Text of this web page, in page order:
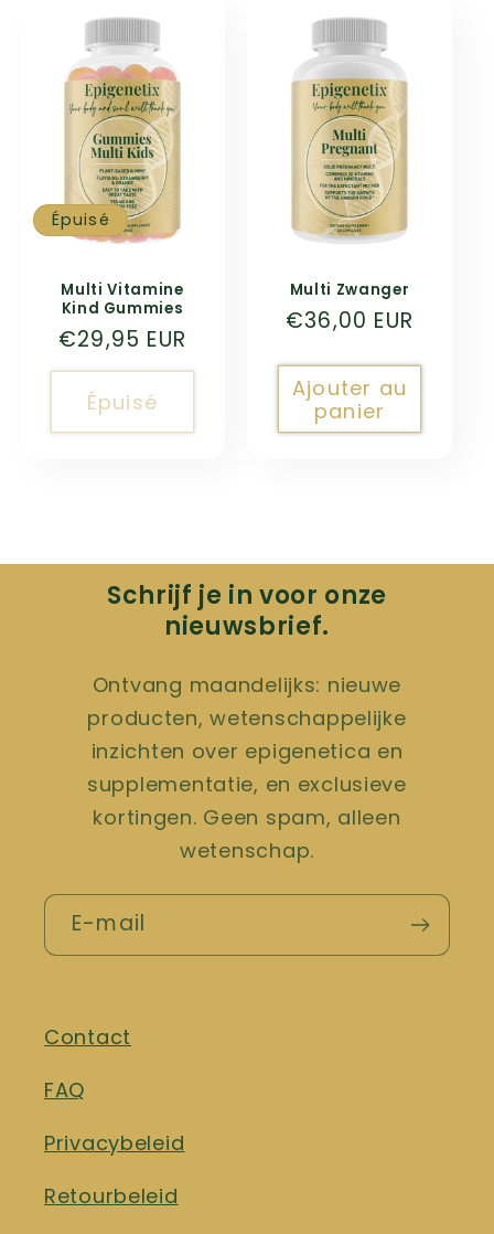
Épuisé
Multi Vitamine
Kind Gummies
Prix
habituel
€29,95 EUR
Épuisé
Multi Zwanger
Prix
€36,00 EUR
Ajouter au
panier
Schrijf je in voor onze
nieuwsbrief.
Ontvang maandelijks: nieuwe
producten, wetenschappelijke
inzichten over epigenetica en
supplementatie, en exclusieve
kortingen. Geen spam, alleen
wetenschap.
E-mail
Contact
FAQ
Privacybeleid
Retourbeleid